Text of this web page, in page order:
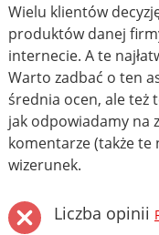
Wielu klientów
produktów danej
internecie. A te
Warto zadbać o ten
średnia ocen, ale też
jak odpowiadamy na
komentarze (także te
wizerunek.
Liczba opinii